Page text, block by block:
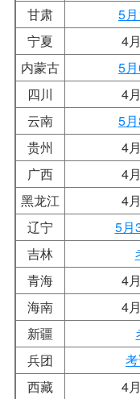
甘肃
5
宁夏
4
内蒙古
5
四川
4
云南
5
贵州
4
广西
4
黑龙江
4
辽宁
5月
吉林
青海
4
海南
4
新疆
兵团
西藏
4